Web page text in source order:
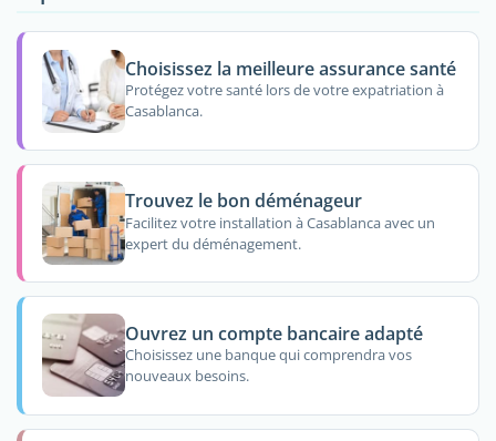
Choisissez la meilleure assurance santé
Protégez votre santé lors de votre expatriation à
Casablanca.
Trouvez le bon déménageur
Facilitez votre installation à Casablanca avec un
expert du déménagement.
Ouvrez un compte bancaire adapté
Choisissez une banque qui comprendra vos
nouveaux besoins.